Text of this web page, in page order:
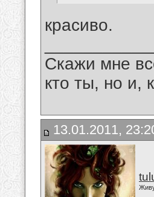
красиво.
Скажи мне
кто ты, но и,
13.01.2011,